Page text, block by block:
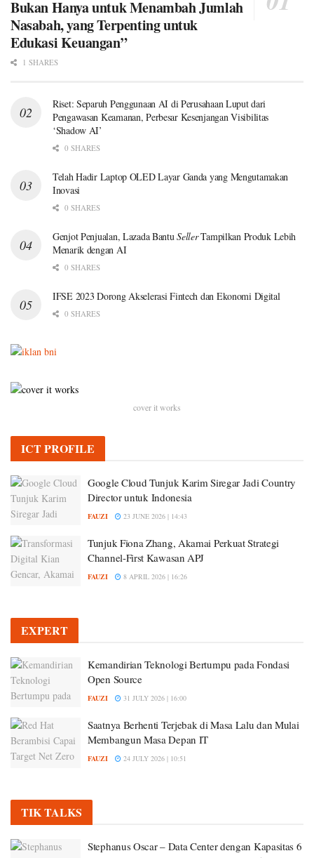
Bukan Hanya untuk Menambah Jumlah
Nasabah, yang Terpenting untuk
Edukasi Keuangan”
1 SHARES
Riset: Separuh Penggunaan AI di Perusahaan Luput dari
Pengawasan Keamanan, Perbesar Kesenjangan Visibilitas
‘Shadow AI’
0 SHARES
Telah Hadir Laptop OLED Layar Ganda yang Mengutamakan
Inovasi
0 SHARES
Genjot Penjualan, Lazada BantuSellerTampilkan Produk Lebih
Menarik dengan AI
0 SHARES
IFSE 2023 Dorong Akselerasi Fintech dan Ekonomi Digital
0 SHARES
cover it works
ICT PROFILE
Google Cloud Tunjuk Karim Siregar Jadi Country
Director untuk Indonesia
FAUZI 23 JUNE 2026 | 14:43
Tunjuk Fiona Zhang, Akamai Perkuat Strategi
Channel-First Kawasan APJ
FAUZI 8 APRIL 2026 | 16:26
EXPERT
Kemandirian Teknologi Bertumpu pada Fondasi
Open Source
FAUZI 31 JULY 2026 | 16:00
Saatnya Berhenti Terjebak di Masa Lalu dan Mulai
Membangun Masa Depan IT
FAUZI 24 JULY 2026 | 10:51
TIK TALKS
Stephanus Oscar – Data Center dengan Kapasitas 6